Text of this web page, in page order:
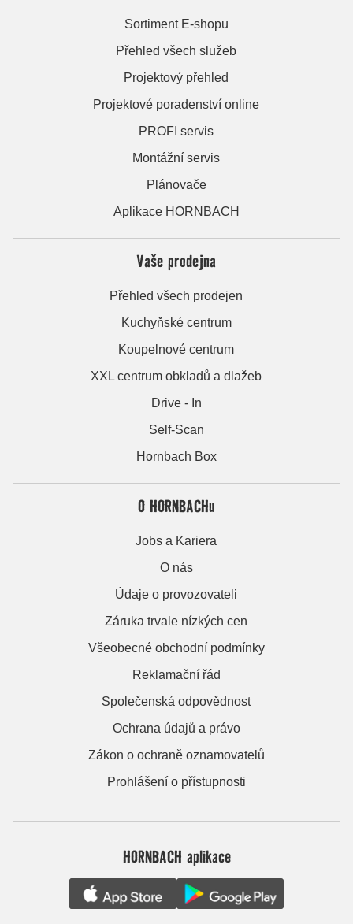
Sortiment E-shopu
Přehled všech služeb
Projektový přehled
Projektové poradenství online
PROFI servis
Montážní servis
Plánovače
Aplikace HORNBACH
Vaše prodejna
Přehled všech prodejen
Kuchyňské centrum
Koupelnové centrum
XXL centrum obkladů a dlažeb
Drive - In
Self-Scan
Hornbach Box
O HORNBACHu
Jobs a Kariera
O nás
Údaje o provozovateli
Záruka trvale nízkých cen
Všeobecné obchodní podmínky
Reklamační řád
Společenská odpovědnost
Ochrana údajů a právo
Zákon o ochraně oznamovatelů
Prohlášení o přístupnosti
HORNBACH aplikace